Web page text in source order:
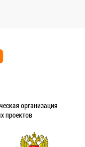
организация
проектов